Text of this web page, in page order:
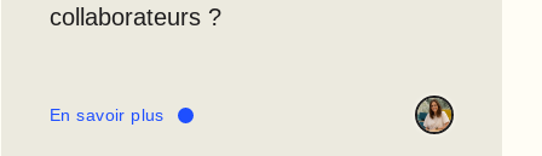
collaborateurs ?
En savoir plus